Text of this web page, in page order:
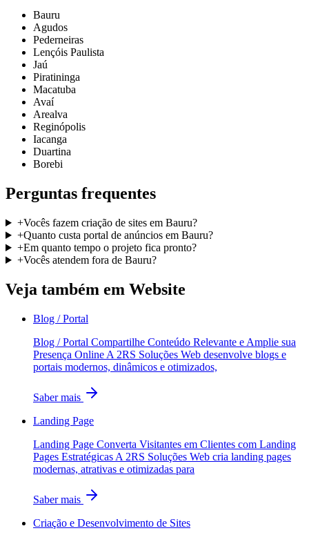
Bauru
Agudos
Pederneiras
Lençóis Paulista
Jaú
Piratininga
Macatuba
Avaí
Arealva
Reginópolis
Iacanga
Duartina
Borebi
Perguntas frequentes
+Vocês fazem criação de sites em Bauru?
+Quanto custa portal de anúncios em Bauru?
+Em quanto tempo o projeto fica pronto?
+Vocês atendem fora de Bauru?
Veja também em Website
Blog / Portal
Blog / Portal Compartilhe Conteúdo Relevante e Amplie sua
Presença Online A 2RS Soluções Web desenvolve blogs e
portais modernos, dinâmicos e otimizados,
Saber mais
Landing Page
Landing Page Converta Visitantes em Clientes com Landing
Pages Estratégicas A 2RS Soluções Web cria landing pages
modernas, atrativas e otimizadas para
Saber mais
Criação e Desenvolvimento de Sites